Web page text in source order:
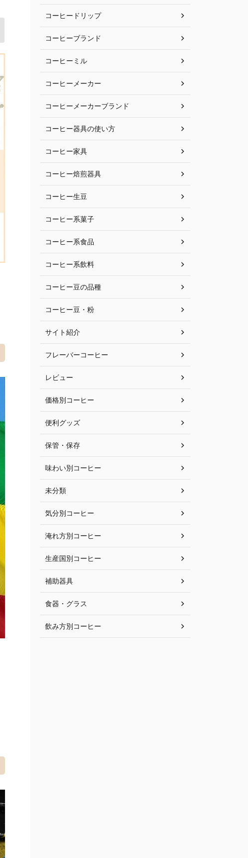
コーヒードリップ
コーヒーブランド
コーヒーミル
コーヒーメーカー
コーヒーメーカーブランド
コーヒー器具の使い方
コーヒー家具
コーヒー焙煎器具
コーヒー生豆
コーヒー系菓子
コーヒー系食品
コーヒー系飲料
コーヒー豆の品種
コーヒー豆・粉
サイト紹介
フレーバーコーヒー
レビュー
価格別コーヒー
便利グッズ
保管・保存
味わい別コーヒー
未分類
気分別コーヒー
淹れ方別コーヒー
生産国別コーヒー
補助器具
食器・グラス
飲み方別コーヒー